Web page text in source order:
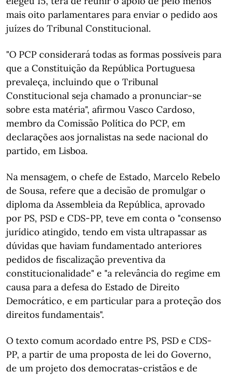
mais oito parlamentares para enviar o pedido aos
juízes do Tribunal Constitucional.
"O PCP considerará todas as formas possíveis para
que a Constituição da República Portuguesa
prevaleça, incluindo que o Tribunal
Constitucional seja chamado a pronunciar-se
sobre esta matéria", afirmou Vasco Cardoso,
membro da Comissão Política do PCP, em
declarações aos jornalistas na sede nacional do
partido, em Lisboa.
Na mensagem, o chefe de Estado, Marcelo Rebelo
de Sousa, refere que a decisão de promulgar o
diploma da Assembleia da República, aprovado
por PS, PSD e CDS-PP, teve em conta o "consenso
jurídico atingido, tendo em vista ultrapassar as
dúvidas que haviam fundamentado anteriores
pedidos de fiscalização preventiva da
constitucionalidade" e "a relevância do regime em
causa para a defesa do Estado de Direito
Democrático, e em particular para a proteção dos
direitos fundamentais".
O texto comum acordado entre PS, PSD e CDS-
PP, a partir de uma proposta de lei do Governo,
de um projeto dos democratas-cristãos e de